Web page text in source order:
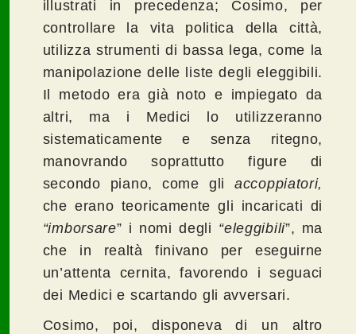
illustrati in precedenza; Cosimo, per
controllare la vita politica della città,
utilizza strumenti di bassa lega, come la
manipolazione delle liste degli eleggibili.
Il metodo era già noto e impiegato da
altri, ma i Medici lo utilizzeranno
sistematicamente e senza ritegno,
manovrando soprattutto figure di
secondo piano, come gliaccoppiatori,
che erano teoricamente gli incaricati di
“imborsare” i nomi degli “eleggibili”, ma
che in realtà finivano per eseguirne
un’attenta cernita, favorendo i seguaci
dei Medici e scartando gli avversari.
Cosimo, poi, disponeva di un altro